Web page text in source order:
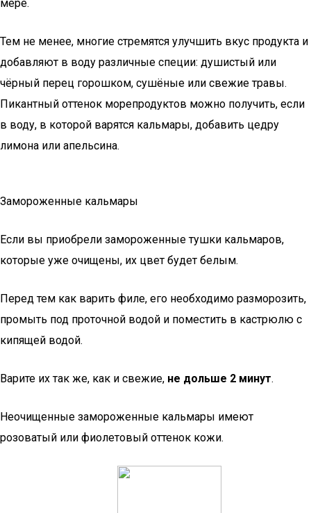
мере.
Тем не менее, многие стремятся улучшить вкус продукта и
добавляют в воду различные специи: душистый или
чёрный перец горошком, сушёные или свежие травы.
Пикантный оттенок морепродуктов можно получить, если
в воду, в которой варятся кальмары, добавить цедру
лимона или апельсина.
Замороженные кальмары
Если вы приобрели замороженные тушки кальмаров,
которые уже очищены, их цвет будет белым.
Перед тем как варить филе, его необходимо разморозить,
промыть под проточной водой и поместить в кастрюлю с
кипящей водой.
Варите их так же, как и свежие, не дольше 2 минут.
Неочищенные замороженные кальмары имеют
розоватый или фиолетовый оттенок кожи.